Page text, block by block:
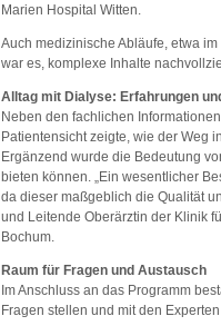
Marien Hospital Witten.
Auch medizinische Abläufe, etwa
war es, komplexe Inhalte
Alltag mit Dialyse: Erfahrungen
Neben den fachlichen
Patientensicht zeigte, wie der Weg
Ergänzend wurde die Bedeutung
bieten können. „Ein wesentlicher
da dieser maßgeblich die Qualität
und Leitende Oberärztin der Klinik
Bochum.
Raum für Fragen und Austausch
Im Anschluss an das Programm
Fragen stellen und mit den